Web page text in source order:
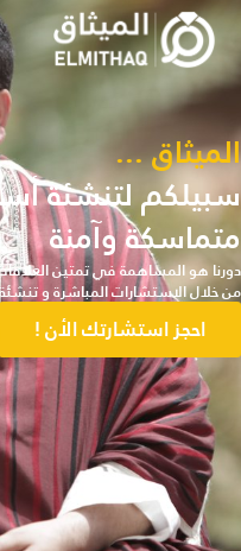
الميثاق ...
سبيلكم لتنشئة
متماسكة وآمنة
دورنا هو المساهمة في تمتين
من خلال الاستشارات المباشرة و
احجز استشارتك الأن !